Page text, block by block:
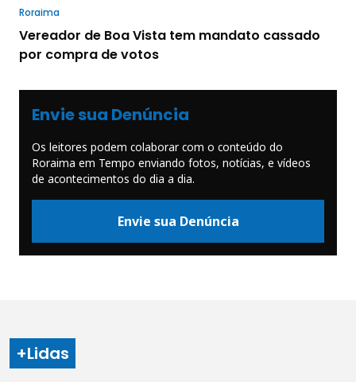
Roraima
Vereador de Boa Vista tem mandato cassado
por compra de votos
Envie sua Denúncia
Os leitores podem colaborar com o conteúdo do
Roraima em Tempo enviando fotos, notícias, e vídeos
de acontecimentos do dia a dia.
Envie sua Denúncia
+Lidas